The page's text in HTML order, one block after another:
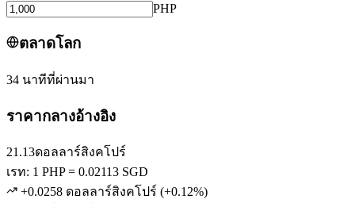
PHP
ตลาดโลก
34 นาทีที่ผ่านมา
ราคากลางอ้างอิง
21.13ดอลลาร์สิงคโปร์
เรท: 1 PHP = 0.02113 SGD
+0.0258 ดอลลาร์สิงคโปร์ (+0.12%)